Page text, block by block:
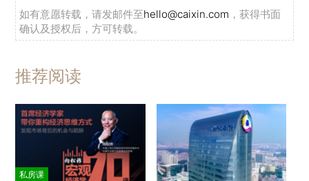
如有意愿转载，请发邮件至hello@caixin.com ，获得书面
确认及授权后，方可转载。
推荐阅读
私房课